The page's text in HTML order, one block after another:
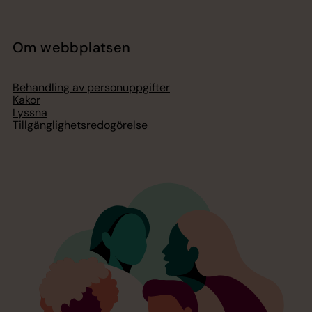
Om webbplatsen
Behandling av personuppgifter
Kakor
Lyssna
Tillgänglighetsredogörelse